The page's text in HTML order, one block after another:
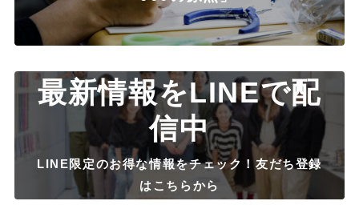
最新情報をLINEで配
信中
LINE限定のお得な情報をチェック！友だち登録
はこちらから